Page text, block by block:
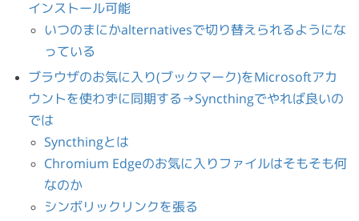
インストール可能
いつのまにかalternativesで切り替えられるようにな
っている
ブラウザのお気に入り(ブックマーク)をMicrosoftアカ
ウントを使わずに同期する→Syncthingでやれば良いの
では
Syncthingとは
Chromium Edgeのお気に入りファイルはそもそも何
なのか
シンボリックリンクを張る